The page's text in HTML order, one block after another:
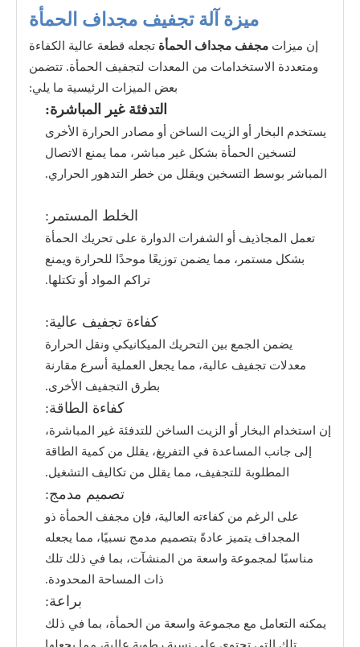
2؛)
قة
لو
ظ
اعتماد مواد بناء مختلفة وتكوينها بناءً على ميزات مختلفة
ميزة آلة تجفيف مجداف الحمأة
إن ميزات مجفف مجداف الحمأة تجعله قطعة عالية الكفاءة
ومتعددة الاستخدامات من المعدات لتجفيف الحمأة. تتضمن
بعض الميزات الرئيسية ما يلي:
التدفئة غير المباشرة:
يستخدم البخار أو الزيت الساخن أو مصادر الحرارة الأخرى
لتسخين الحمأة بشكل غير مباشر، مما يمنع الاتصال
المباشر بوسط التسخين ويقلل من خطر التدهور الحراري.
الخلط المستمر:
تعمل المجاذيف أو الشفرات الدوارة على تحريك الحمأة
بشكل مستمر، مما يضمن توزيعًا موحدًا للحرارة ويمنع
تراكم المواد أو تكتلها.
كفاءة تجفيف عالية:
يضمن الجمع بين التحريك الميكانيكي ونقل الحرارة
معدلات تجفيف عالية، مما يجعل العملية أسرع مقارنة
بطرق التجفيف الأخرى.
كفاءة الطاقة:
إن استخدام البخار أو الزيت الساخن للتدفئة غير المباشرة،
إلى جانب المساعدة في التفريغ، يقلل من كمية الطاقة
المطلوبة للتجفيف، مما يقلل من تكاليف التشغيل.
تصميم مدمج:
على الرغم من كفاءته العالية، فإن مجفف الحمأة ذو
المجداف يتميز عادةً بتصميم مدمج نسبيًا، مما يجعله
مناسبًا لمجموعة واسعة من المنشآت، بما في ذلك تلك
ذات المساحة المحدودة.
براعة:
يمكنه التعامل مع مجموعة واسعة من الحمأة، بما في ذلك